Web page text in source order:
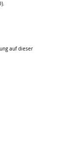
auf dieser